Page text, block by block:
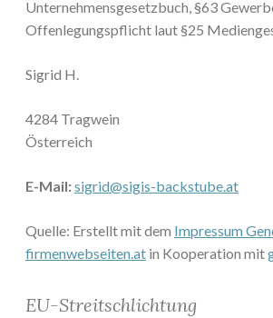
Unternehmensgesetzbuch, §63
Offenlegungspflicht laut §25
Sigrid H.
4284 Tragwein
Österreich
E-Mail:sigrid@sigis-backstube.at
Quelle: Erstellt mit dem Impressum
firmenwebseiten.at in Kooperation mit
EU-Streitschlichtung